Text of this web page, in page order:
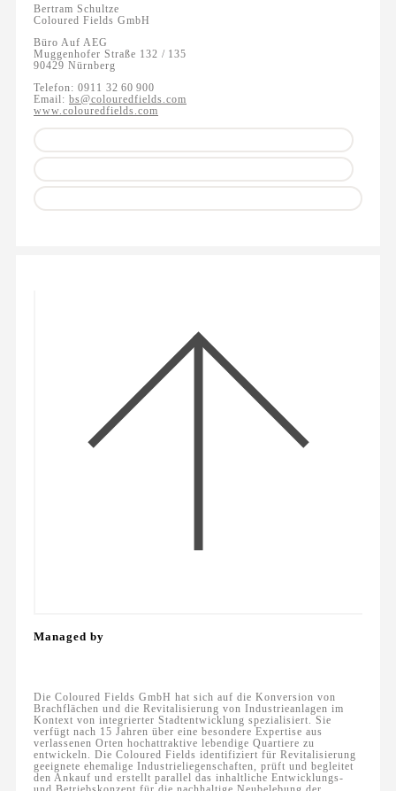
Bertram Schultze
Coloured Fields GmbH
Büro Auf AEG
Muggenhofer Straße 132 / 135
90429 Nürnberg
Telefon: 0911 32 60 900
Email: bs@colouredfields.com
www.colouredfields.com
Managed by
Die Coloured Fields GmbH hat sich auf die Konversion von
Brachflächen und die Revitalisierung von Industrieanlagen im
Kontext von integrierter Stadtentwicklung spezialisiert. Sie
verfügt nach 15 Jahren über eine besondere Expertise aus
verlassenen Orten hochattraktive lebendige Quartiere zu
entwickeln. Die Coloured Fields identifiziert für Revitalisierung
geeignete ehemalige Industrieliegenschaften, prüft und begleitet
den Ankauf und erstellt parallel das inhaltliche Entwicklungs-